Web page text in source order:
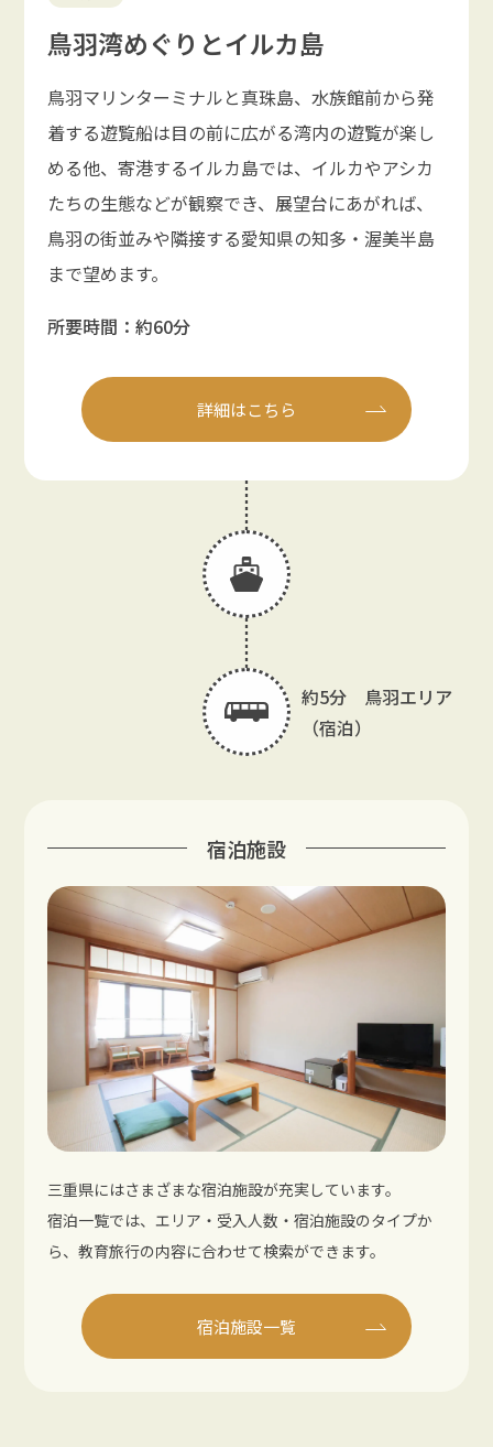
鳥羽湾めぐりとイルカ島
鳥羽マリンターミナルと真珠島、水族館前から発
着する遊覧船は目の前に広がる湾内の遊覧が楽し
める他、寄港するイルカ島では、イルカやアシカ
たちの生態などが観察でき、展望台にあがれば、
鳥羽の街並みや隣接する愛知県の知多・渥美半島
まで望めます。
所要時間：約60分
詳細はこちら
約5分 鳥羽エリア
（宿泊）
宿泊施設
三重県にはさまざまな宿泊施設が充実しています。
宿泊一覧では、エリア・受入人数・宿泊施設のタイプか
ら、教育旅行の内容に合わせて検索ができます。
宿泊施設一覧